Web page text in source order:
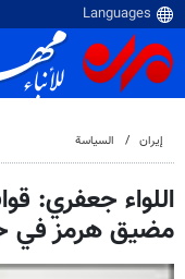
إيران السياسة
اللواء جعفري:
مضيق هرمز في